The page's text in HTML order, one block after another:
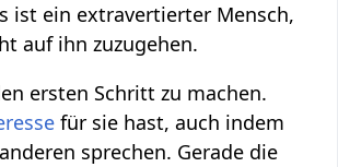
ist ein extravertierter Mensch,
auf ihn zuzugehen.
ersten Schritt zu machen.
für sie hast, auch indem
sprechen. Gerade die